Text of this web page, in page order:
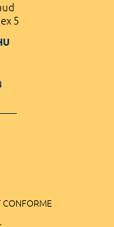
5
CONFORME